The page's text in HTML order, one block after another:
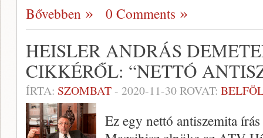
Bővebben 0 Comments
HEISLER ANDRÁS
CIKKÉRŐL: “NETTÓ
ÍRTA: SZOMBAT- 2020-11-30ROVAT:
Ez egy nettó antiszemita